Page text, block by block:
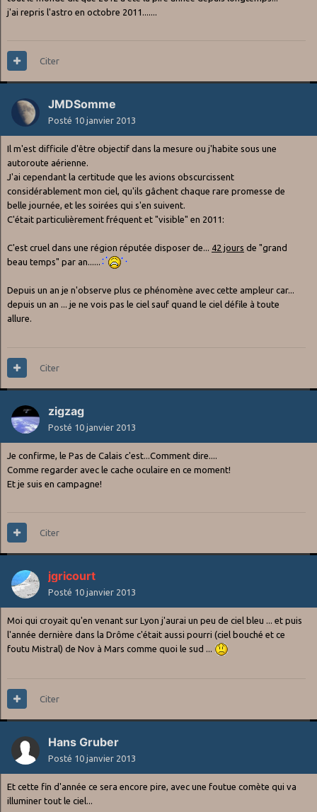
j'ai repris l'astro en octobre 2011.......
Citer
JMDSomme
Posté 10 janvier 2013
Il m'est difficile d'être objectif dans la mesure ou j'habite sous une
autoroute aérienne.
J'ai cependant la certitude que les avions obscurcissent
considérablement mon ciel, qu'ils gâchent chaque rare promesse de
belle journée, et les soirées qui s'en suivent.
C'était particulièrement fréquent et "visible" en 2011:
C'est cruel dans une région réputée disposer de... 42 jours de "grand
beau temps" par an......
Depuis un an je n'observe plus ce phénomène avec cette ampleur car...
depuis un an ... je ne vois pas le ciel sauf quand le ciel défile à toute
allure.
Citer
zigzag
Posté 10 janvier 2013
Je confirme, le Pas de Calais c'est...Comment dire....
Comme regarder avec le cache oculaire en ce moment!
Et je suis en campagne!
Citer
jgricourt
Posté 10 janvier 2013
Moi qui croyait qu'en venant sur Lyon j'aurai un peu de ciel bleu ... et puis
l'année dernière dans la Drôme c'était aussi pourri (ciel bouché et ce
foutu Mistral) de Nov à Mars comme quoi le sud ...
Citer
Hans Gruber
Posté 10 janvier 2013
Et cette fin d'année ce sera encore pire, avec une foutue comète qui va
illuminer tout le ciel...